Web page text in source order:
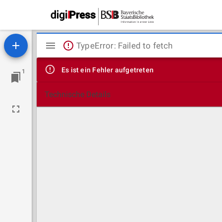
1
Mirador
Viewer
TypeError: Failed to fetch
Es ist ein Fehler aufgetreten
Technische Details